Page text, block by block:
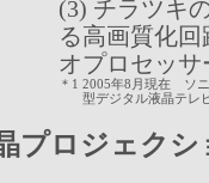
(3) チラツキ
る高画質化
オプロセッ
＊1 2005年8月現在 ソニ
型デジタル液晶テレ
プロジェク